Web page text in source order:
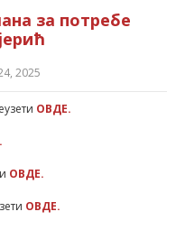
за потребе
2025
ОВДЕ.
ОВДЕ.
ОВДЕ.